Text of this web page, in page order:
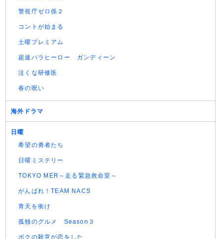
警視庁ゼロ係２
コントが始まる
土曜プレミアム
超速パラヒーロー ガンディーン
泣くな研修医
春の呪い
海外ドラマ
日曜
希望の勇者たち
日曜ミステリー
TOKYO MER～走る緊急救命室～
がんばれ！TEAM NACS
青天を衝け
孤独のグルメ Season３
ボクの殺意が恋をした